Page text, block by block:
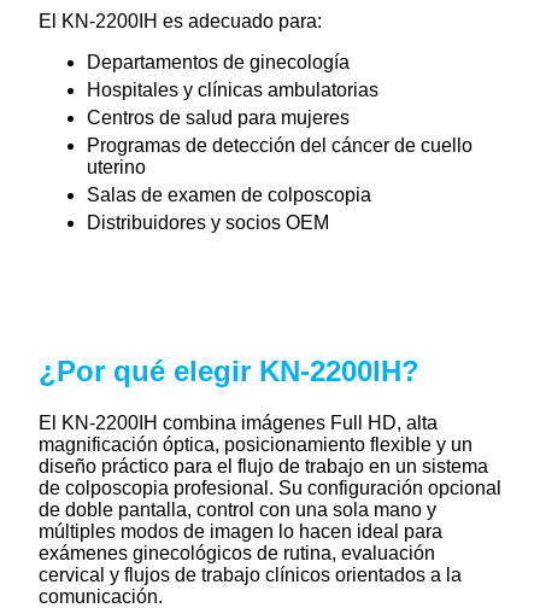
El KN-2200IH es adecuado para:
Departamentos de ginecología
Hospitales y clínicas ambulatorias
Centros de salud para mujeres
Programas de detección del cáncer de cuello
uterino
Salas de examen de colposcopia
Distribuidores y socios OEM
¿Por qué elegir KN-2200IH?
El KN-2200IH combina imágenes Full HD, alta
magnificación óptica, posicionamiento flexible y un
diseño práctico para el flujo de trabajo en un sistema
de colposcopia profesional. Su configuración opcional
de doble pantalla, control con una sola mano y
múltiples modos de imagen lo hacen ideal para
exámenes ginecológicos de rutina, evaluación
cervical y flujos de trabajo clínicos orientados a la
comunicación.